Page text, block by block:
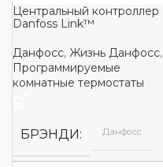
Центральный контроллер
Danfoss Link™
Данфосс, Жизнь Данфосс,
Программируемые
комнатные термостаты
БРЭНДИ Данфосс